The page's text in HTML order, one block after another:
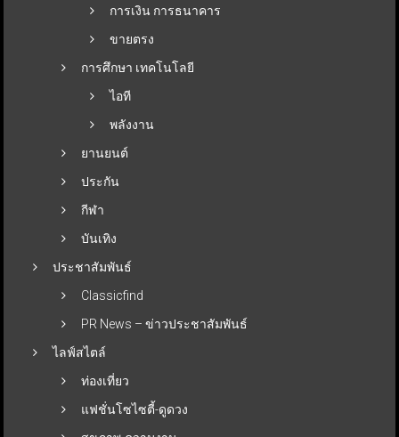
การเงิน การธนาคาร
ขายตรง
การศึกษา เทคโนโลยี
ไอที
พลังงาน
ยานยนต์
ประกัน
กีฬา
บันเทิง
ประชาสัมพันธ์
Classicfind
PR News – ข่าวประชาสัมพันธ์
ไลฟ์สไตล์
ท่องเที่ยว
แฟชั่นโซไซตี้-ดูดวง